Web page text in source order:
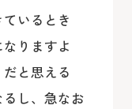
いるとき
りますよ
と思える
し、急なお